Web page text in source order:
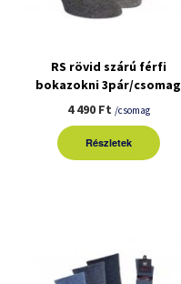
RS rövid szárú férfi
bokazokni 3pár/csomag
4 490 Ft /csomag
Részletek